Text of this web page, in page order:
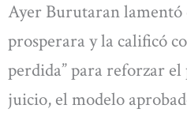
Ayer Burutaran lamentó
prosperara y la calificó
perdida” para reforzar
juicio, el modelo